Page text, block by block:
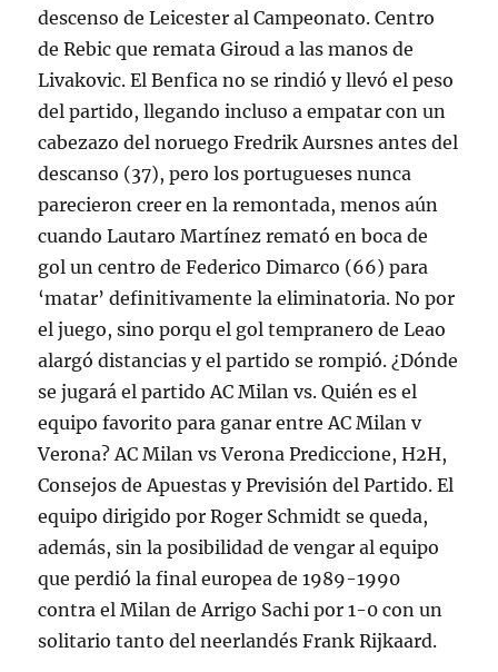
descenso de Leicester al Campeonato. Centro
de Rebic que remata Giroud a las manos de
Livakovic. El Benfica no se rindió y llevó el peso
del partido, llegando incluso a empatar con un
cabezazo del noruego Fredrik Aursnes antes del
descanso (37), pero los portugueses nunca
parecieron creer en la remontada, menos aún
cuando Lautaro Martínez remató en boca de
gol un centro de Federico Dimarco (66) para
‘matar’ definitivamente la eliminatoria. No por
el juego, sino porqu el gol tempranero de Leao
alargó distancias y el partido se rompió. ¿Dónde
se jugará el partido AC Milan vs. Quién es el
equipo favorito para ganar entre AC Milan v
Verona? AC Milan vs Verona Prediccione, H2H,
Consejos de Apuestas y Previsión del Partido. El
equipo dirigido por Roger Schmidt se queda,
además, sin la posibilidad de vengar al equipo
que perdió la final europea de 1989-1990
contra el Milan de Arrigo Sachi por 1-0 con un
solitario tanto del neerlandés Frank Rijkaard.